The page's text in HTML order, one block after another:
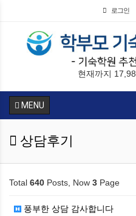
로그인
현재까지
MENU
상담후기
Total 640 Posts, Now 3 Page
풍부한 상담 감사합니다